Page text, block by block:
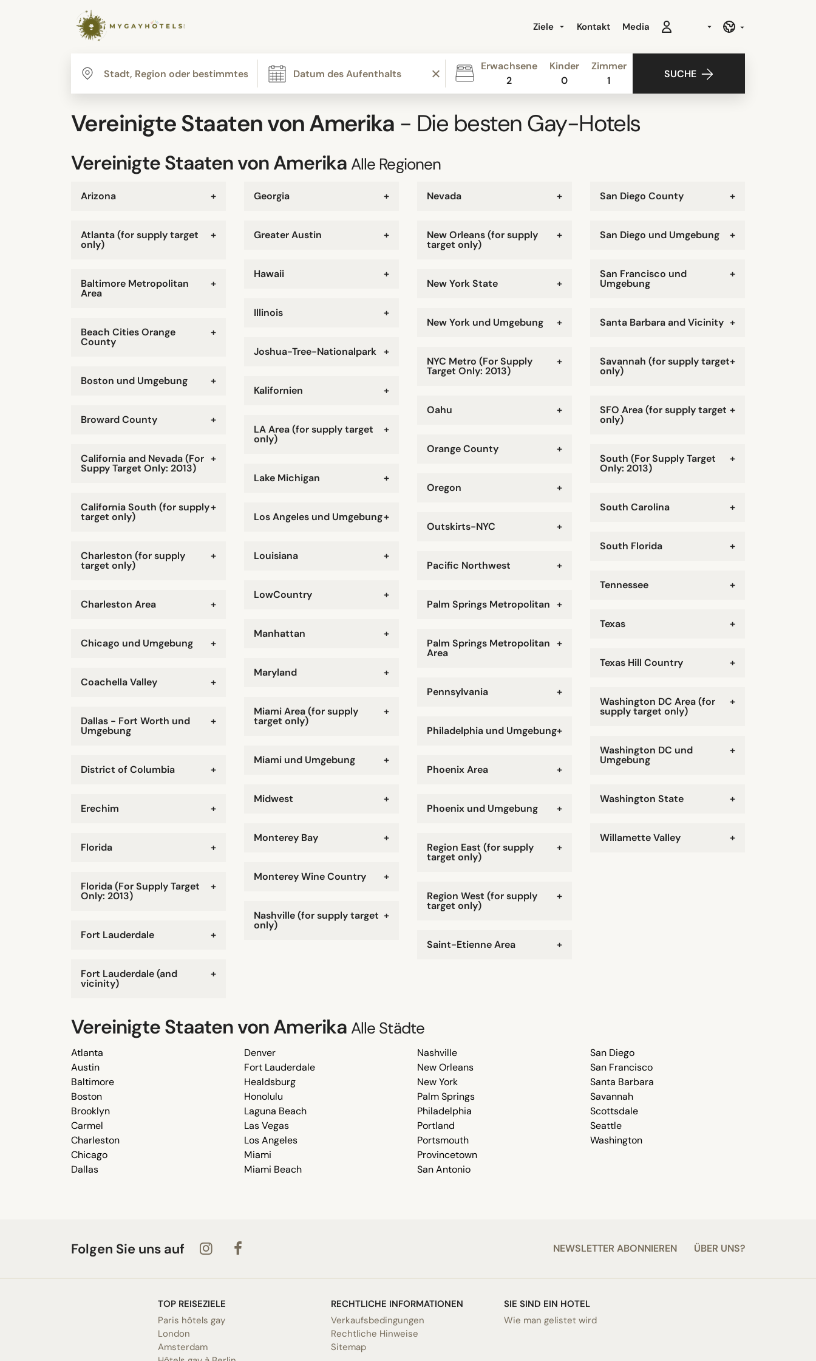
Ziele Kontakt Media
Erwachsene
2
Kinder
0
Zimmer
1
SUCHE
Vereinigte Staaten von Amerika - Die besten Gay-Hotels
Vereinigte Staaten von Amerika Alle Regionen
+
Arizona
+
Atlanta (for supply target
only)
+
Baltimore Metropolitan
Area
+
Beach Cities Orange
County
+
Boston und Umgebung
+
Broward County
+
California and Nevada (For
Suppy Target Only: 2013)
+
California South (for supply
target only)
+
Charleston (for supply
target only)
+
Charleston Area
+
Chicago und Umgebung
+
Coachella Valley
+
Dallas - Fort Worth und
Umgebung
+
District of Columbia
+
Erechim
+
Florida
+
Florida (For Supply Target
Only: 2013)
+
Fort Lauderdale
+
Fort Lauderdale (and
vicinity)
+
Georgia
+
Greater Austin
+
Hawaii
+
Illinois
+
Joshua-Tree-Nationalpark
+
Kalifornien
+
LA Area (for supply target
only)
+
Lake Michigan
+
Los Angeles und Umgebung
+
Louisiana
+
LowCountry
+
Manhattan
+
Maryland
+
Miami Area (for supply
target only)
+
Miami und Umgebung
+
Midwest
+
Monterey Bay
+
Monterey Wine Country
+
Nashville (for supply target
only)
+
Nevada
+
New Orleans (for supply
target only)
+
New York State
+
New York und Umgebung
+
NYC Metro (For Supply
Target Only: 2013)
+
Oahu
+
Orange County
+
Oregon
+
Outskirts-NYC
+
Pacific Northwest
+
Palm Springs Metropolitan
+
Palm Springs Metropolitan
Area
+
Pennsylvania
+
Philadelphia und Umgebung
+
Phoenix Area
+
Phoenix und Umgebung
+
Region East (for supply
target only)
+
Region West (for supply
target only)
+
Saint-Etienne Area
+
San Diego County
+
San Diego und Umgebung
+
San Francisco und
Umgebung
+
Santa Barbara and Vicinity
+
Savannah (for supply target
only)
+
SFO Area (for supply target
only)
+
South (For Supply Target
Only: 2013)
+
South Carolina
+
South Florida
+
Tennessee
+
Texas
+
Texas Hill Country
+
Washington DC Area (for
supply target only)
+
Washington DC und
Umgebung
+
Washington State
+
Willamette Valley
Vereinigte Staaten von Amerika Alle Städte
Atlanta
Austin
Baltimore
Boston
Brooklyn
Carmel
Charleston
Chicago
Dallas
Denver
Fort Lauderdale
Healdsburg
Honolulu
Laguna Beach
Las Vegas
Los Angeles
Miami
Miami Beach
Nashville
New Orleans
New York
Palm Springs
Philadelphia
Portland
Portsmouth
Provincetown
San Antonio
San Diego
San Francisco
Santa Barbara
Savannah
Scottsdale
Seattle
Washington
Folgen Sie uns auf NEWSLETTER ABONNIEREN ÜBER UNS?
TOP REISEZIELE
Paris hôtels gay
London
Amsterdam
RECHTLICHE INFORMATIONEN
Verkaufsbedingungen
Rechtliche Hinweise
Sitemap
SIE SIND EIN HOTEL
Wie man gelistet wird